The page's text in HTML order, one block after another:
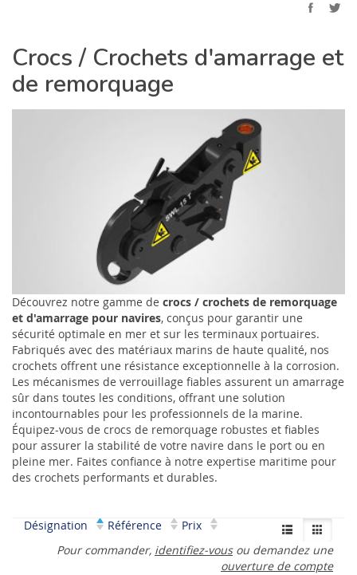
Crocs / Crochets d'amarrage et
de remorquage
Découvrez notre gamme de crocs / crochets de remorquage
et d'amarrage pour navires, conçus pour garantir une
sécurité optimale en mer et sur les terminaux portuaires.
Fabriqués avec des matériaux marins de haute qualité, nos
crochets offrent une résistance exceptionnelle à la corrosion.
Les mécanismes de verrouillage fiables assurent un amarrage
sûr dans toutes les conditions, offrant une solution
incontournables pour les professionnels de la marine.
Équipez-vous de crocs de remorquage robustes et fiables
pour assurer la stabilité de votre navire dans le port ou en
pleine mer. Faites confiance à notre expertise maritime pour
des crochets performants et durables.
Désignation Référence
Prix
Pour commander, identifiez-vousou demandez une
ouverture de compte